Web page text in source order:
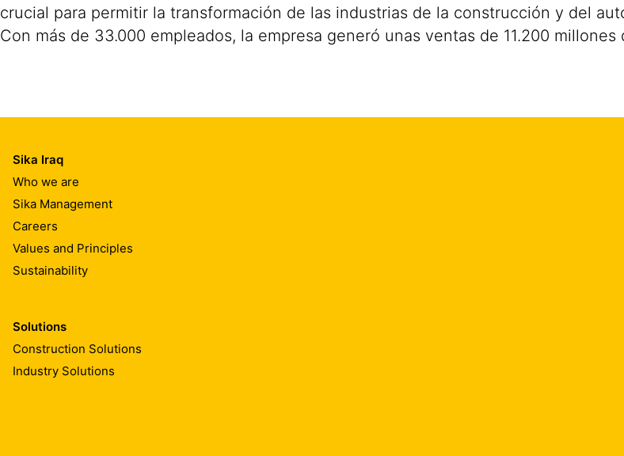
crucial para permitir la transformación de las industrias de la construcción y del
Con más de 33.000 empleados, la empresa generó unas ventas de 11.200
Sika Iraq
Who we are
Sika Management
Careers
Values and Principles
Sustainability
Solutions
Construction Solutions
Industry Solutions